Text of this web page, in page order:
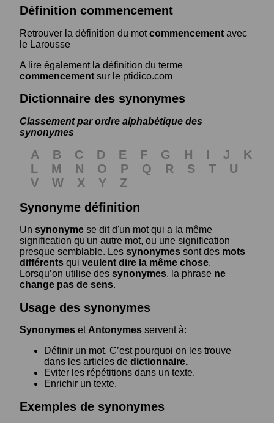
Définition commencement
Retrouver la définition du motcommencement avec
le Larousse
A lire également la définition du terme
commencement sur le ptidico.com
Dictionnaire des synonymes
Classement par ordre alphabétique des
synonymes
A B C D E F G H I J
K
L
M N O P Q R S T
U
V
W X Y
Z
Synonyme définition
Un synonyme se dit d'un mot qui a la même
signification qu'un autre mot, ou une signification
presque semblable. Les synonymes sont des mots
différents qui veulent dire la même chose.
Lorsqu’on utilise des synonymes, la phrase ne
change pas de sens.
Usage des synonymes
Synonymes etAntonymes servent à:
Définir un mot. C’est pourquoi on les trouve
dans les articles de dictionnaire.
Eviter les répétitions dans un texte.
Enrichir un texte.
Exemples de synonymes